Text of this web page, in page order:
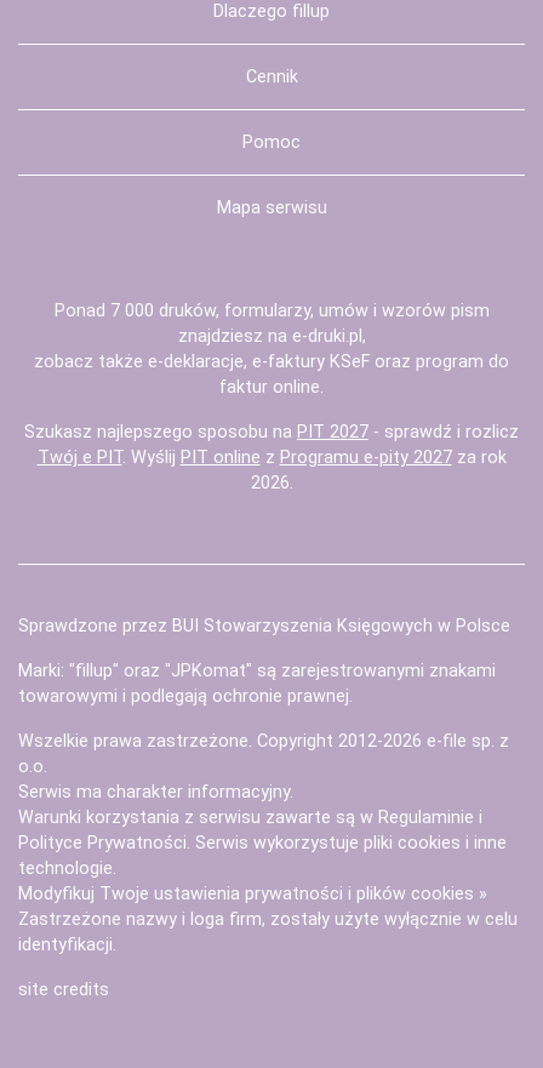
Dlaczego fillup
Cennik
Pomoc
Mapa serwisu
Ponad 7 000 druków, formularzy, umów i wzorów pism
znajdziesz na e-druki.pl,
zobacz także e-deklaracje, e-faktury KSeF oraz program do
faktur online.
Szukasz najlepszego sposobu na PIT 2027 - sprawdź i rozlicz
Twój e PIT. Wyślij PIT online z Programu e-pity 2027za rok
2026.
Sprawdzone przez BUI Stowarzyszenia Księgowych w Polsce
Marki: "fillup" oraz "JPKomat" są zarejestrowanymi znakami
towarowymi i podlegają ochronie prawnej.
Wszelkie prawa zastrzeżone. Copyright 2012-2026 e-file sp. z
o.o.
Serwis ma charakter informacyjny.
Warunki korzystania z serwisu zawarte są w Regulaminie i
Polityce Prywatności. Serwis wykorzystuje pliki cookies i inne
technologie.
Modyfikuj Twoje ustawienia prywatności i plików cookies »
Zastrzeżone nazwy i loga firm, zostały użyte wyłącznie w celu
identyfikacji.
site credits